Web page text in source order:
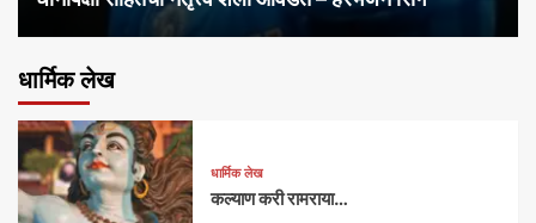
धार्मिक लेख
धार्मिक लेख
कल्याण करी रामराया…